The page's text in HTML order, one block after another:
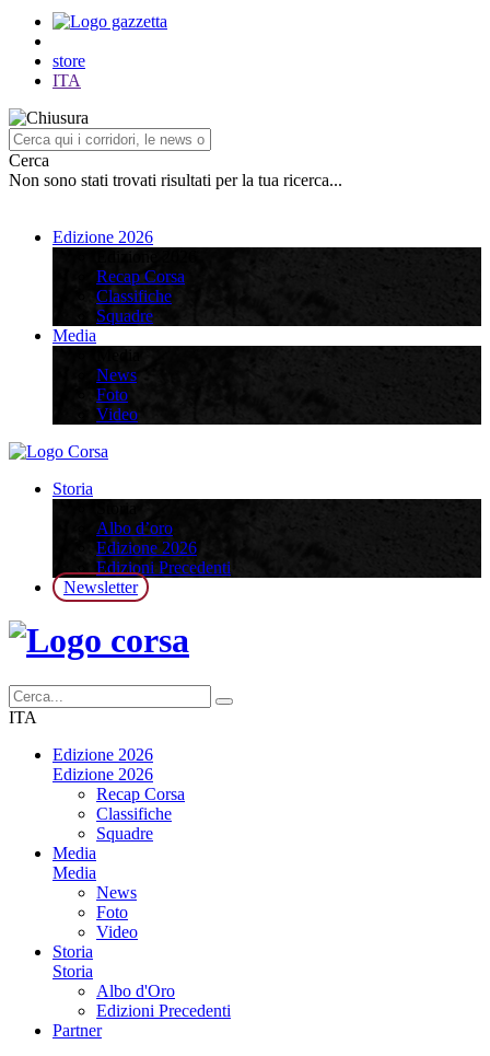
store
ITA
Cerca
Non sono stati trovati risultati per la tua ricerca...
Edizione 2026
Recap Corsa
Classifiche
Squadre
Media
News
Foto
Video
Storia
Albo d’oro
Edizione 2026
Edizioni Precedenti
Newsletter
ITA
Edizione 2026
Edizione 2026
Recap Corsa
Classifiche
Squadre
Media
Media
News
Foto
Video
Storia
Storia
Albo d'Oro
Edizioni Precedenti
Partner